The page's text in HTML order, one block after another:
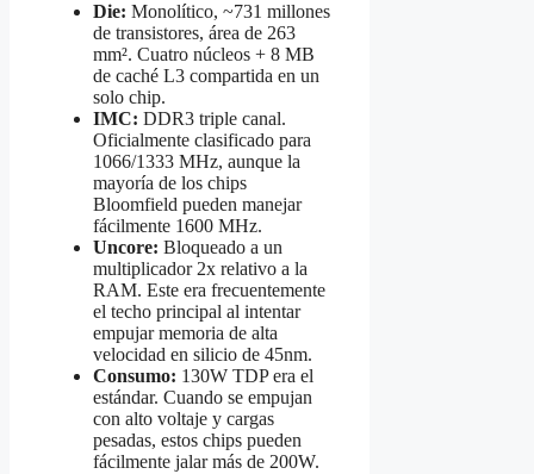
Die: Monolítico, ~731 millones
de transistores, área de 263
mm². Cuatro núcleos + 8 MB
de caché L3 compartida en un
solo chip.
IMC: DDR3 triple canal.
Oficialmente clasificado para
1066/1333 MHz, aunque la
mayoría de los chips
Bloomfield pueden manejar
fácilmente 1600 MHz.
Uncore: Bloqueado a un
multiplicador 2x relativo a la
RAM. Este era frecuentemente
el techo principal al intentar
empujar memoria de alta
velocidad en silicio de 45nm.
Consumo: 130W TDP era el
estándar. Cuando se empujan
con alto voltaje y cargas
pesadas, estos chips pueden
fácilmente jalar más de 200W.